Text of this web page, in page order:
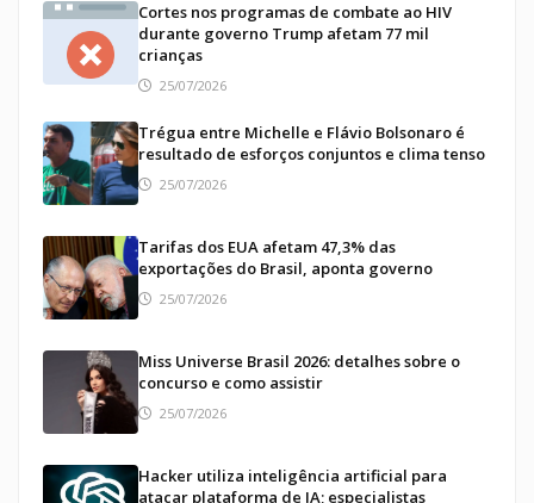
Cortes nos programas de combate ao HIV
durante governo Trump afetam 77 mil
crianças
25/07/2026
Trégua entre Michelle e Flávio Bolsonaro é
resultado de esforços conjuntos e clima tenso
25/07/2026
Tarifas dos EUA afetam 47,3% das
exportações do Brasil, aponta governo
25/07/2026
Miss Universe Brasil 2026: detalhes sobre o
concurso e como assistir
25/07/2026
Hacker utiliza inteligência artificial para
atacar plataforma de IA; especialistas